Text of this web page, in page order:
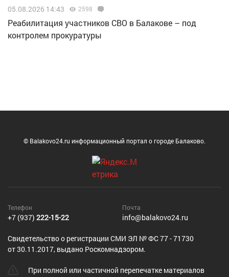
05.08.2026 14:43 2598
Реабилитация участников СВО в Балакове – под
контролем прокуратуры
© Balakovo24.ru информационный портал о городе Балаково.
Телефон
+7 (937) 222-15-22
Почта
info@balakovo24.ru
Cвидетельство о регистрации СМИ ЭЛ № ФС 77 - 71730
от 30.11.2017, выдано Роскомнадзором.
При полной или частичной перепечатке материалов